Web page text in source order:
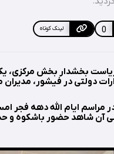
0 لینک کوتاه
دولتی در فیشور،
در مراسم ایام الله دهه فجر
آن شاهد حضور باشکوه و